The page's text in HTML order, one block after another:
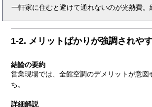
1-2. メリットばかりが強調されや
結論の要約
営業現場では、全館空調のデメリットが意図
ち。
詳細解説